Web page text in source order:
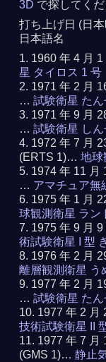
3D で探してくだ
打ち上げ日 (日
日本語名
1960 年 4 月
星 タイロス 1 号
1971 年 2 月
…試験衛星 た
1971 年 9 月
…試験衛星 し
1972 年 7 月
(ERTS 1)…地球
1974 年 11 月
… アマチュア無
1975 年 1 月
球観測衛星 ラン
1975 年 9 月
術試験衛星 I 型
1976 年 2 月
離層観測衛星 う
1977 年 2 月
…試験衛星 た
1977 年 2 月
技術試験衛星 II
1977 年 7 月
(GMS 1)…静止